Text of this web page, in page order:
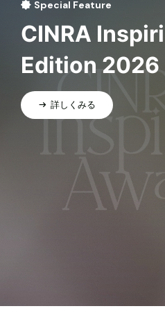
Special Feature
CINRA
Edition 2026
詳しくみる